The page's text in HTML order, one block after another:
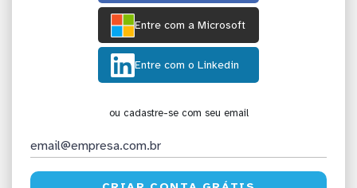
Entre com a Microsoft
Entre com o Linkedin
ou cadastre-se com seu email